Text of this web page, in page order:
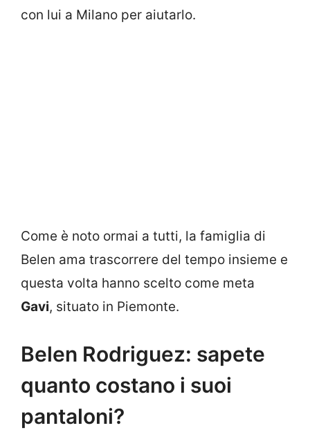
con lui a Milano per aiutarlo.
Come è noto ormai a tutti, la famiglia di
Belen ama trascorrere del tempo insieme e
questa volta hanno scelto come meta
Gavi, situato in Piemonte.
Belen Rodriguez: sapete
quanto costano i suoi
pantaloni?